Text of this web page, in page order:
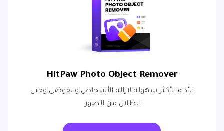
HitPaw Photo Object Remover
الأداة الأكثر سهولة لإزالة الأشخاص والفوضى وحتى
الظلال من الصور.